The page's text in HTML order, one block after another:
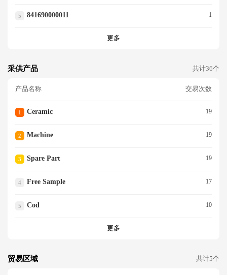
5 841690000011 1
更多
采供产品 共计36个
产品名称 交易次数
1 Ceramic 19
2 Machine 19
3 Spare Part 19
4 Free Sample 17
5 Cod 10
更多
贸易区域 共计5个